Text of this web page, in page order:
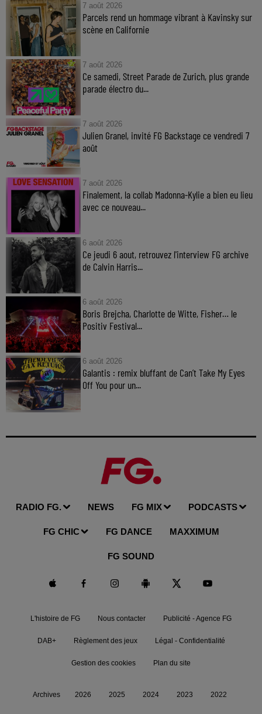
7 août 2026
Parcels rend un hommage vibrant à Kavinsky sur
scène en Californie
7 août 2026
Ce samedi, Street Parade de Zurich, plus grande
parade électro du...
7 août 2026
Julien Granel, invité FG Backstage ce vendredi 7
août
7 août 2026
Finalement, la collab Madonna-Kylie a bien eu lieu
avec ce nouveau...
6 août 2026
Ce jeudi 6 aout, retrouvez l'interview FG archive
de Calvin Harris...
6 août 2026
Boris Brejcha, Charlotte de Witte, Fisher… le
Positiv Festival...
6 août 2026
Galantis : remix bluffant de Can’t Take My Eyes
Off You pour un...
RADIO FG. NEWS FG MIX PODCASTS
FG CHIC FG DANCE MAXXIMUM
FG SOUND
L'histoire de FG Nous contacter Publicité - Agence FG
DAB+ Règlement des jeux Légal - Confidentialité
Gestion des cookies Plan du site
Archives 2026 2025 2024 2023 2022